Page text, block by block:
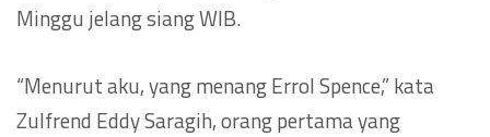
Minggu jelang siang WIB.
“Menurut aku, yang menang Errol Spence,” kata
Zulfrend Eddy Saragih, orang pertama yang